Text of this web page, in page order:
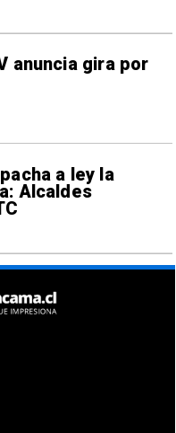
anuncia gira por
a ley la
Alcaldes